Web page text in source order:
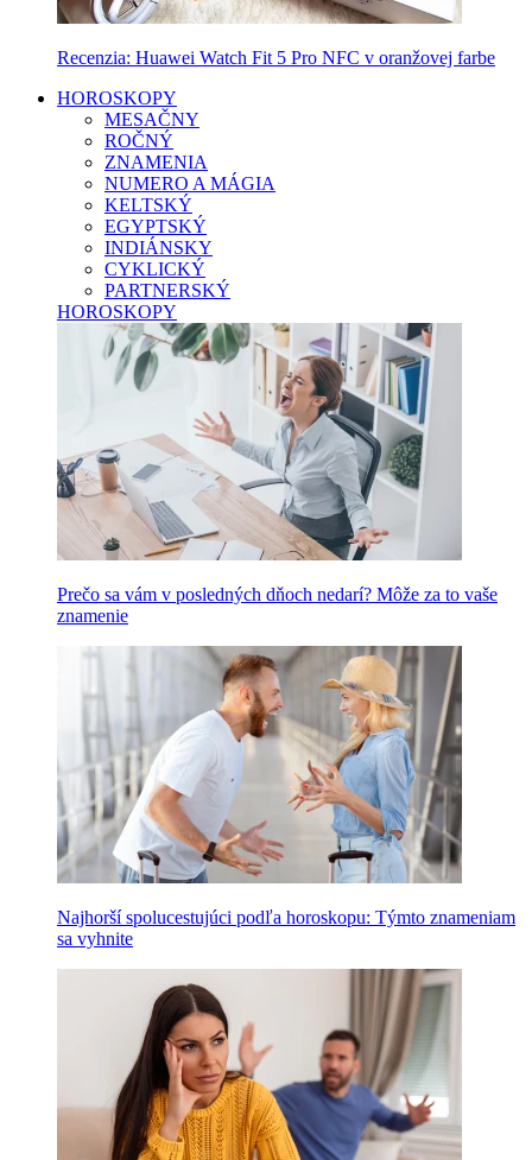
Recenzia: Huawei Watch Fit 5 Pro NFC v oranžovej farbe
HOROSKOPY
MESAČNY
ROČNÝ
ZNAMENIA
NUMERO A MÁGIA
KELTSKÝ
EGYPTSKÝ
INDIÁNSKY
CYKLICKÝ
PARTNERSKÝ
HOROSKOPY
Prečo sa vám v posledných dňoch nedarí? Môže za to vaše
znamenie
Najhorší spolucestujúci podľa horoskopu: Týmto znameniam
sa vyhnite